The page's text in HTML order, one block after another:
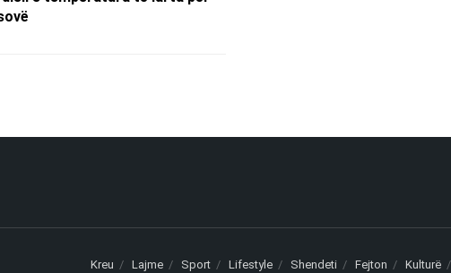
Kreu Lajme Sport Lifestyle Shendeti Fejton Kulturë